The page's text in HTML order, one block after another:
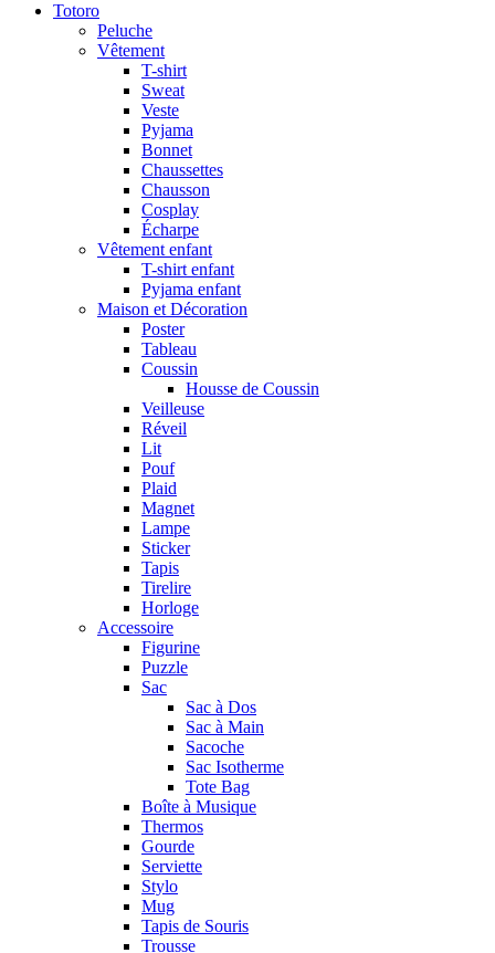
Totoro
Peluche
Vêtement
T-shirt
Sweat
Veste
Pyjama
Bonnet
Chaussettes
Chausson
Cosplay
Écharpe
Vêtement enfant
T-shirt enfant
Pyjama enfant
Maison et Décoration
Poster
Tableau
Coussin
Housse de Coussin
Veilleuse
Réveil
Lit
Pouf
Plaid
Magnet
Lampe
Sticker
Tapis
Tirelire
Horloge
Accessoire
Figurine
Puzzle
Sac
Sac à Dos
Sac à Main
Sacoche
Sac Isotherme
Tote Bag
Boîte à Musique
Thermos
Gourde
Serviette
Stylo
Mug
Tapis de Souris
Trousse